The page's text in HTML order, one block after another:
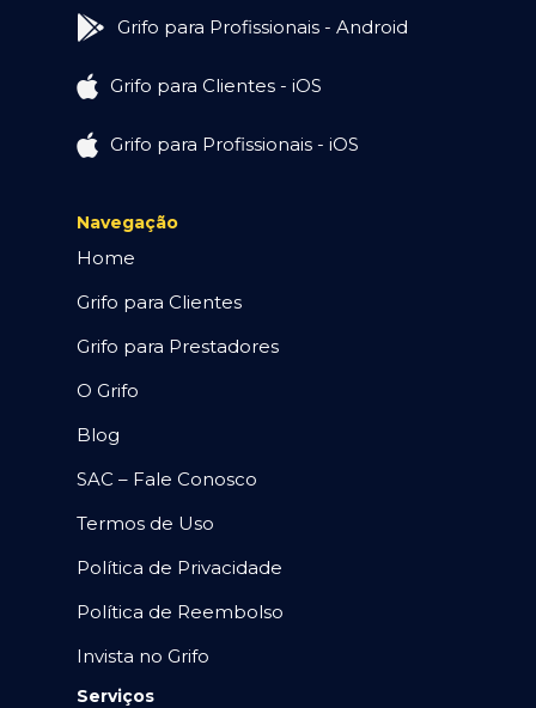
Grifo para Profissionais - Android
Grifo para Clientes - iOS
Grifo para Profissionais - iOS
Navegação
Home
Grifo para Clientes
Grifo para Prestadores
O Grifo
Blog
SAC – Fale Conosco
Termos de Uso
Política de Privacidade
Política de Reembolso
Invista no Grifo
Serviços